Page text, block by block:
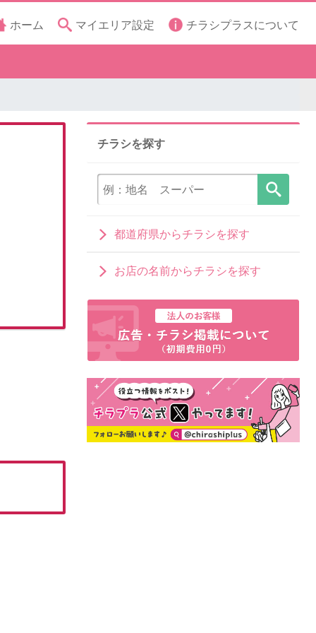
ホーム マイエリア設定 チラシプラスについて
チラシを探す
都道府県からチラシを探す
お店の名前からチラシを探す